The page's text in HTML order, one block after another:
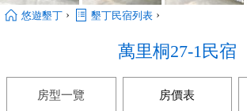
悠遊墾丁 › 墾丁民宿列表 ›
萬里桐27-1民宿
房型一覽 房價表